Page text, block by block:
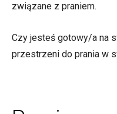
związane z praniem.
Czy jesteś gotowy/a na
przestrzeni do prania w